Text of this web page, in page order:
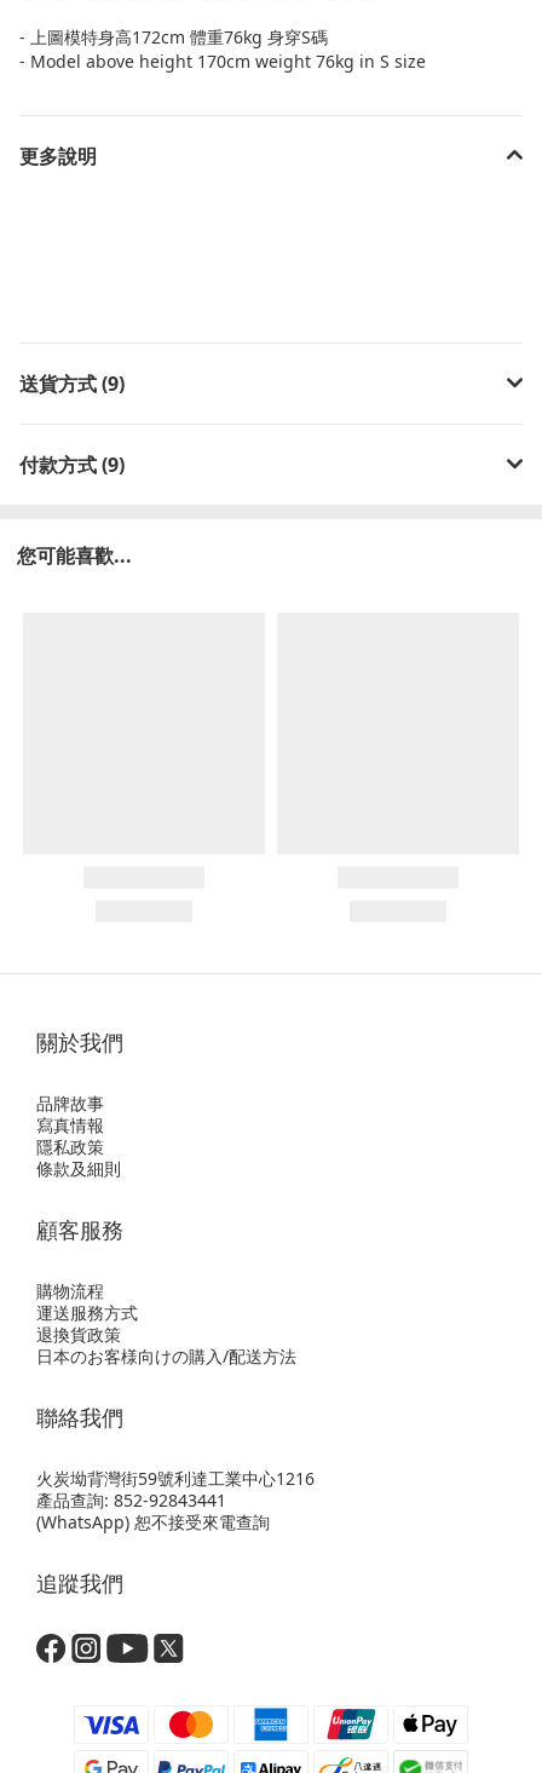
- 上圖模特身高172cm 體重76kg 身穿S碼
- Model above height 170cm weight 76kg in S size
更多說明
送貨方式 (9)
付款方式 (9)
您可能喜歡...
關於我們
品牌故事
寫真情報
隱私政策
條款及細則
顧客服務
購物流程
運送服務方式
退換貨政策
日本のお客様向けの購入/配送方法
聯絡我們
火炭坳背灣街59號利達工業中心1216
產品查詢: 852-92843441
(WhatsApp) 恕不接受來電查詢
追蹤我們